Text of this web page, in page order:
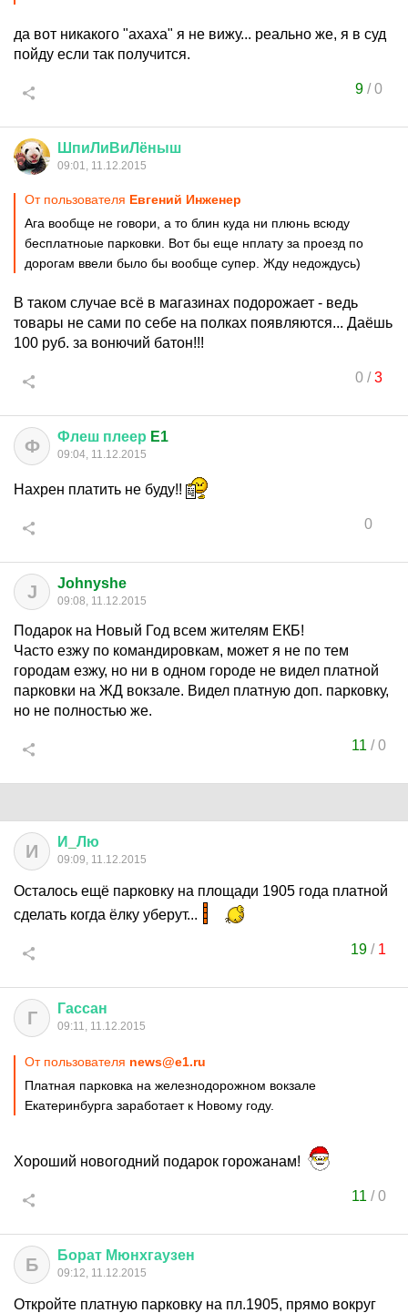
да вот никакого "ахаха" я не вижу... реально же, я в суд
пойду если так получится.
9/0
ШпиЛиВиЛёныш
09:01, 11.12.2015
От пользователя Евгений Инженер
Ага вообще не говори, а то блин куда ни плюнь всюду
бесплатноые парковки. Вот бы еще нплату за проезд по
дорогам ввели было бы вообще супер. Жду недождусь)
В таком случае всё в магазинах подорожает - ведь
товары не сами по себе на полках появляются... Даёшь
100 руб. за вонючий батон!!!
0/3
Ф Флеш плеер E1
09:04, 11.12.2015
Нахрен платить не буду!!
0
J Johnyshe
09:08, 11.12.2015
Подарок на Новый Год всем жителям ЕКБ!
Часто езжу по командировкам, может я не по тем
городам езжу, но ни в одном городе не видел платной
парковки на ЖД вокзале. Видел платную доп. парковку,
но не полностью же.
11 /0
И И Лю
09:09, 11.12.2015
Осталось ещё парковку на площади 1905 года платной
сделать когда ёлку уберут...
19 / 1
Г Гассан
09:11, 11.12.2015
От пользователя news@e1.ru
Платная парковка на железнодорожном вокзале
Екатеринбурга заработает к Новому году.
Хороший новогодний подарок горожанам!
11 /0
Б Борат Мюнхгаузен
09:12, 11.12.2015
Откройте платную парковку на пл.1905, прямо вокруг